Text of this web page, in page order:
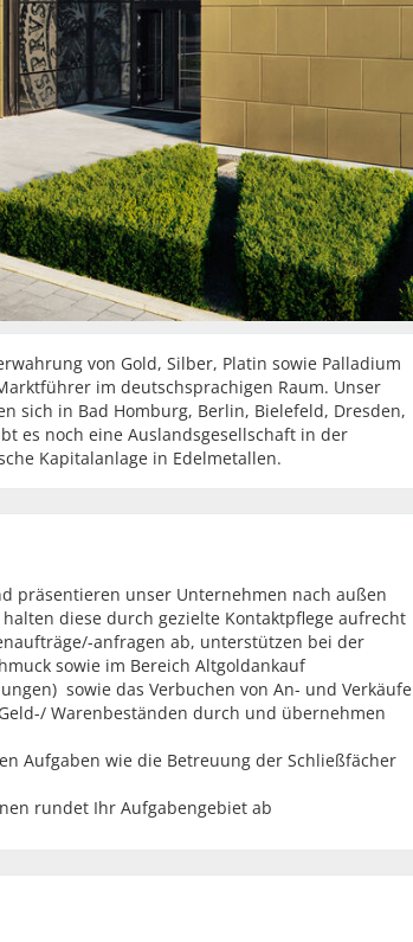
von Gold, Silber, Platin sowie Palladium
im deutschsprachigen Raum. Unser
sich in Bad Homburg, Berlin, Bielefeld, Dresden,
es noch eine Auslandsgesellschaft in der
Kapitalanlage in Edelmetallen.
präsentieren unser Unternehmen nach außen
diese durch gezielte Kontaktpflege aufrecht
anfragen ab, unterstützen bei der
sowie im Bereich Altgoldankauf
sowie das Verbuchen von An- und Verkäufe
Warenbeständen durch und übernehmen
Aufgaben wie die Betreuung der Schließfächer
rundet Ihr Aufgabengebiet ab